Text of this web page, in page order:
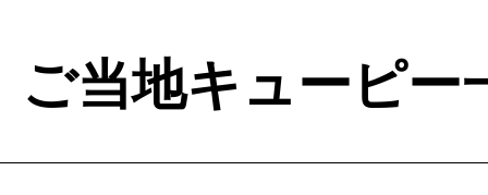
ご当地キューピー